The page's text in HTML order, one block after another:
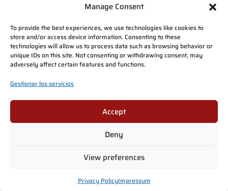
Manage Consent
To provide the best experiences, we use technologies like cookies to
store and/or access device information. Consenting to these
technologies will allow us to process data such as browsing behavior or
unique IDs on this site. Not consenting or withdrawing consent, may
adversely affect certain features and functions.
Gestionar los servicios
Accept
Deny
View preferences
Privacy PolicyImpressum
Privacy Policy
Finlandés)
Alemán) Français